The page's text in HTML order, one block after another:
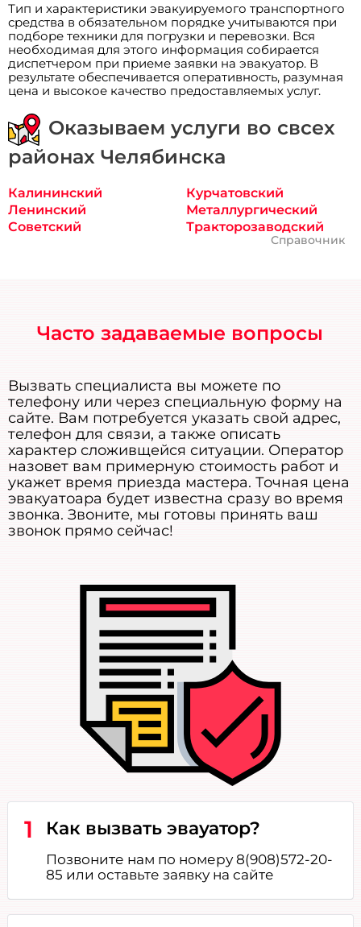
Тип и характеристики эвакуируемого транспортного
средства в обязательном порядке учитываются при
подборе техники для погрузки и перевозки. Вся
необходимая для этого информация собирается
диспетчером при приеме заявки на эвакуатор. В
результате обеспечивается оперативность, разумная
цена и высокое качество предоставляемых услуг.
Оказываем услуги во свсех
районах Челябинска
Калининский
Курчатовский
Ленинский
Металлургический
Советский
Тракторозаводский
Справочник
Часто задаваемые вопросы
Вызвать специалиста вы можете по
телефону или через специальную форму на
сайте. Вам потребуется указать свой адрес,
телефон для связи, а также описать
характер сложивщейся ситуации. Оператор
назовет вам примерную стоимость работ и
укажет время приезда мастера. Точная цена
эвакуатоара будет известна сразу во время
звонка. Звоните, мы готовы принять ваш
звонок прямо сейчас!
1 Как вызвать эвауатор?
Позвоните нам по номеру 8(908)572-20-
85 или оставьте заявку на сайте